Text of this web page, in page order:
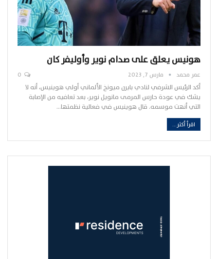
هونيس يعلق على صدام نوير وأوليفر كان
عمر محمد مارس 7, 2023
أكد الرئيس الشرفي لنادي بايرن ميونخ الألماني أولي هوينيس، أنه لا
يشك في عودة حارس المرمى مانويل نوير، بعد تعافيه من الإصابة
التي أنهت موسمه. قال هوينيس في فعالية نظمتها…
اقرأ أكثر...